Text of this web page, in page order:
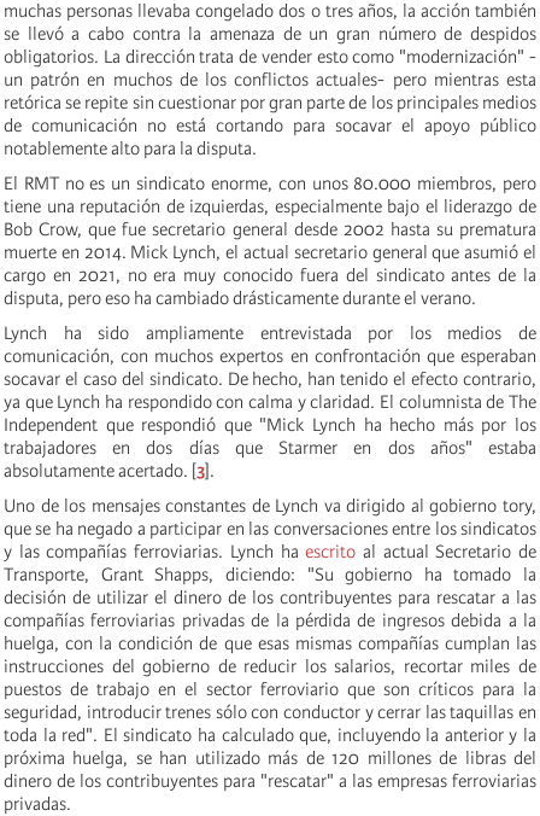
muchas personas llevaba congelado dos o tres años, la acción también
se llevó a cabo contra la amenaza de un gran número de despidos
obligatorios. La dirección trata de vender esto como "modernización" -
un patrón en muchos de los conflictos actuales- pero mientras esta
retórica se repite sin cuestionar por gran parte de los principales medios
de comunicación no está cortando para socavar el apoyo público
notablemente alto para la disputa.
El RMT no es un sindicato enorme, con unos 80.000 miembros, pero
tiene una reputación de izquierdas, especialmente bajo el liderazgo de
Bob Crow, que fue secretario general desde 2002 hasta su prematura
muerte en 2014. Mick Lynch, el actual secretario general que asumió el
cargo en 2021, no era muy conocido fuera del sindicato antes de la
disputa, pero eso ha cambiado drásticamente durante el verano.
Lynch ha sido ampliamente entrevistada por los medios de
comunicación, con muchos expertos en confrontación que esperaban
socavar el caso del sindicato. De hecho, han tenido el efecto contrario,
ya que Lynch ha respondido con calma y claridad. El columnista de The
Independent que respondió que "Mick Lynch ha hecho más por los
trabajadores en dos días que Starmer en dos años" estaba
absolutamente acertado. [3].
Uno de los mensajes constantes de Lynch va dirigido al gobierno tory,
que se ha negado a participar en las conversaciones entre los sindicatos
y las compañías ferroviarias. Lynch haescrito al actual Secretario de
Transporte, Grant Shapps, diciendo: "Su gobierno ha tomado la
decisión de utilizar el dinero de los contribuyentes para rescatar a las
compañías ferroviarias privadas de la pérdida de ingresos debida a la
huelga, con la condición de que esas mismas compañías cumplan las
instrucciones del gobierno de reducir los salarios, recortar miles de
puestos de trabajo en el sector ferroviario que son críticos para la
seguridad, introducir trenes sólo con conductor y cerrar las taquillas en
toda la red". El sindicato ha calculado que, incluyendo la anterior y la
próxima huelga, se han utilizado más de 120 millones de libras del
dinero de los contribuyentes para "rescatar" a las empresas ferroviarias
privadas.